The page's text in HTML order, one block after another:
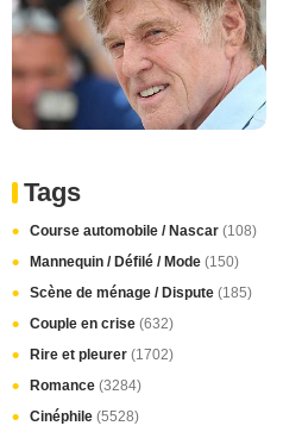
Tags
Course automobile / Nascar (108)
Mannequin / Défilé / Mode (150)
Scène de ménage / Dispute (185)
Couple en crise (632)
Rire et pleurer (1702)
Romance (3284)
Cinéphile (5528)